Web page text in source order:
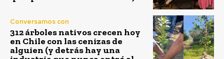
Conversamos con
312 árboles nativos crecen hoy
en Chile con las cenizas de
alguien (y detrás hay una